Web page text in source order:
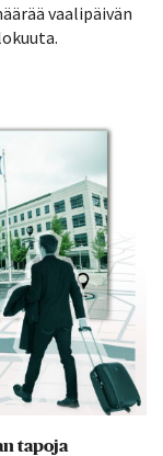
vaalipäivän
tapoja